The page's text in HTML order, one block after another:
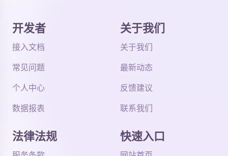
开发者
接入文档
常见问题
个人中心
数据报表
关于我们
关于我们
最新动态
反馈建议
联系我们
法律法规 快速入口